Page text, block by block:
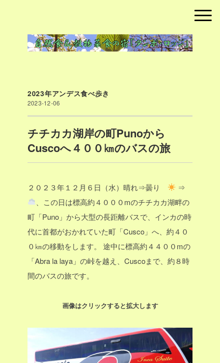
2023年アンデス食べ歩き
2023-12-06
チチカカ湖岸の町Punoから
Cuscoへ４００㎞のバスの旅
２０２３年１２月６日（水）晴れ⇒曇り
⇒
、この日は標高約４０００mのチチカカ湖畔の
町「Puno」から大型の長距離バスで、インカの時
代に首都がおかれていた町「Cusco」へ、約４０
０㎞の移動をします。
途中に標高約４４００mの
「Abra la laya」の峠を越え、Cuscoまで、約８時
間のバスの旅です。
画像はクリックすると拡大します